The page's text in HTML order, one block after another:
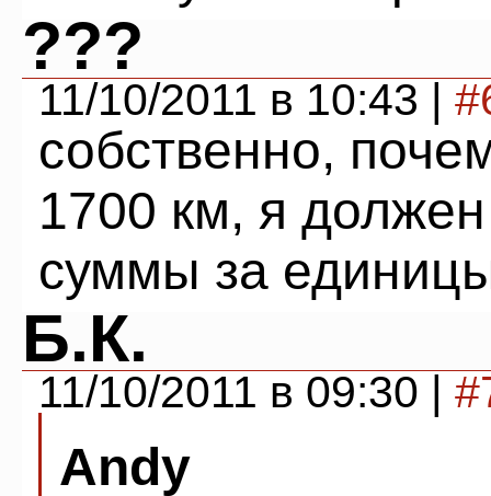
???
11/10/2011 в 10:43 |
собственно,
1700 км, я должен
суммы за
Б.К.
11/10/2011 в 09:30 |
Andy